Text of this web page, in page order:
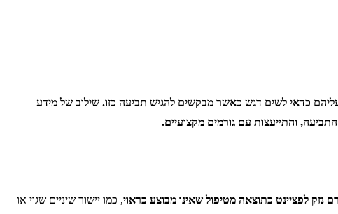
כדאי לשים דגש כאשר מבקשים להגיש תביעה כזו. שילוב של מידע
והתייעצות עם גורמים מקצועיים.
נזק לפציינט כתוצאה מטיפול שאינו מבוצע כראוי, כמו יישור שיניים שגוי או